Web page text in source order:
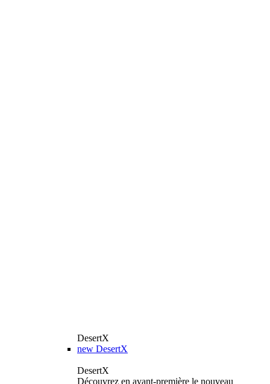
DesertX
new DesertX
DesertX
Découvrez en avant-première le nouveau